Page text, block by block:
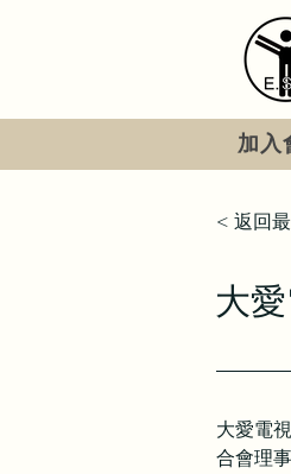
加入
< 返回
大
大愛電
合會理